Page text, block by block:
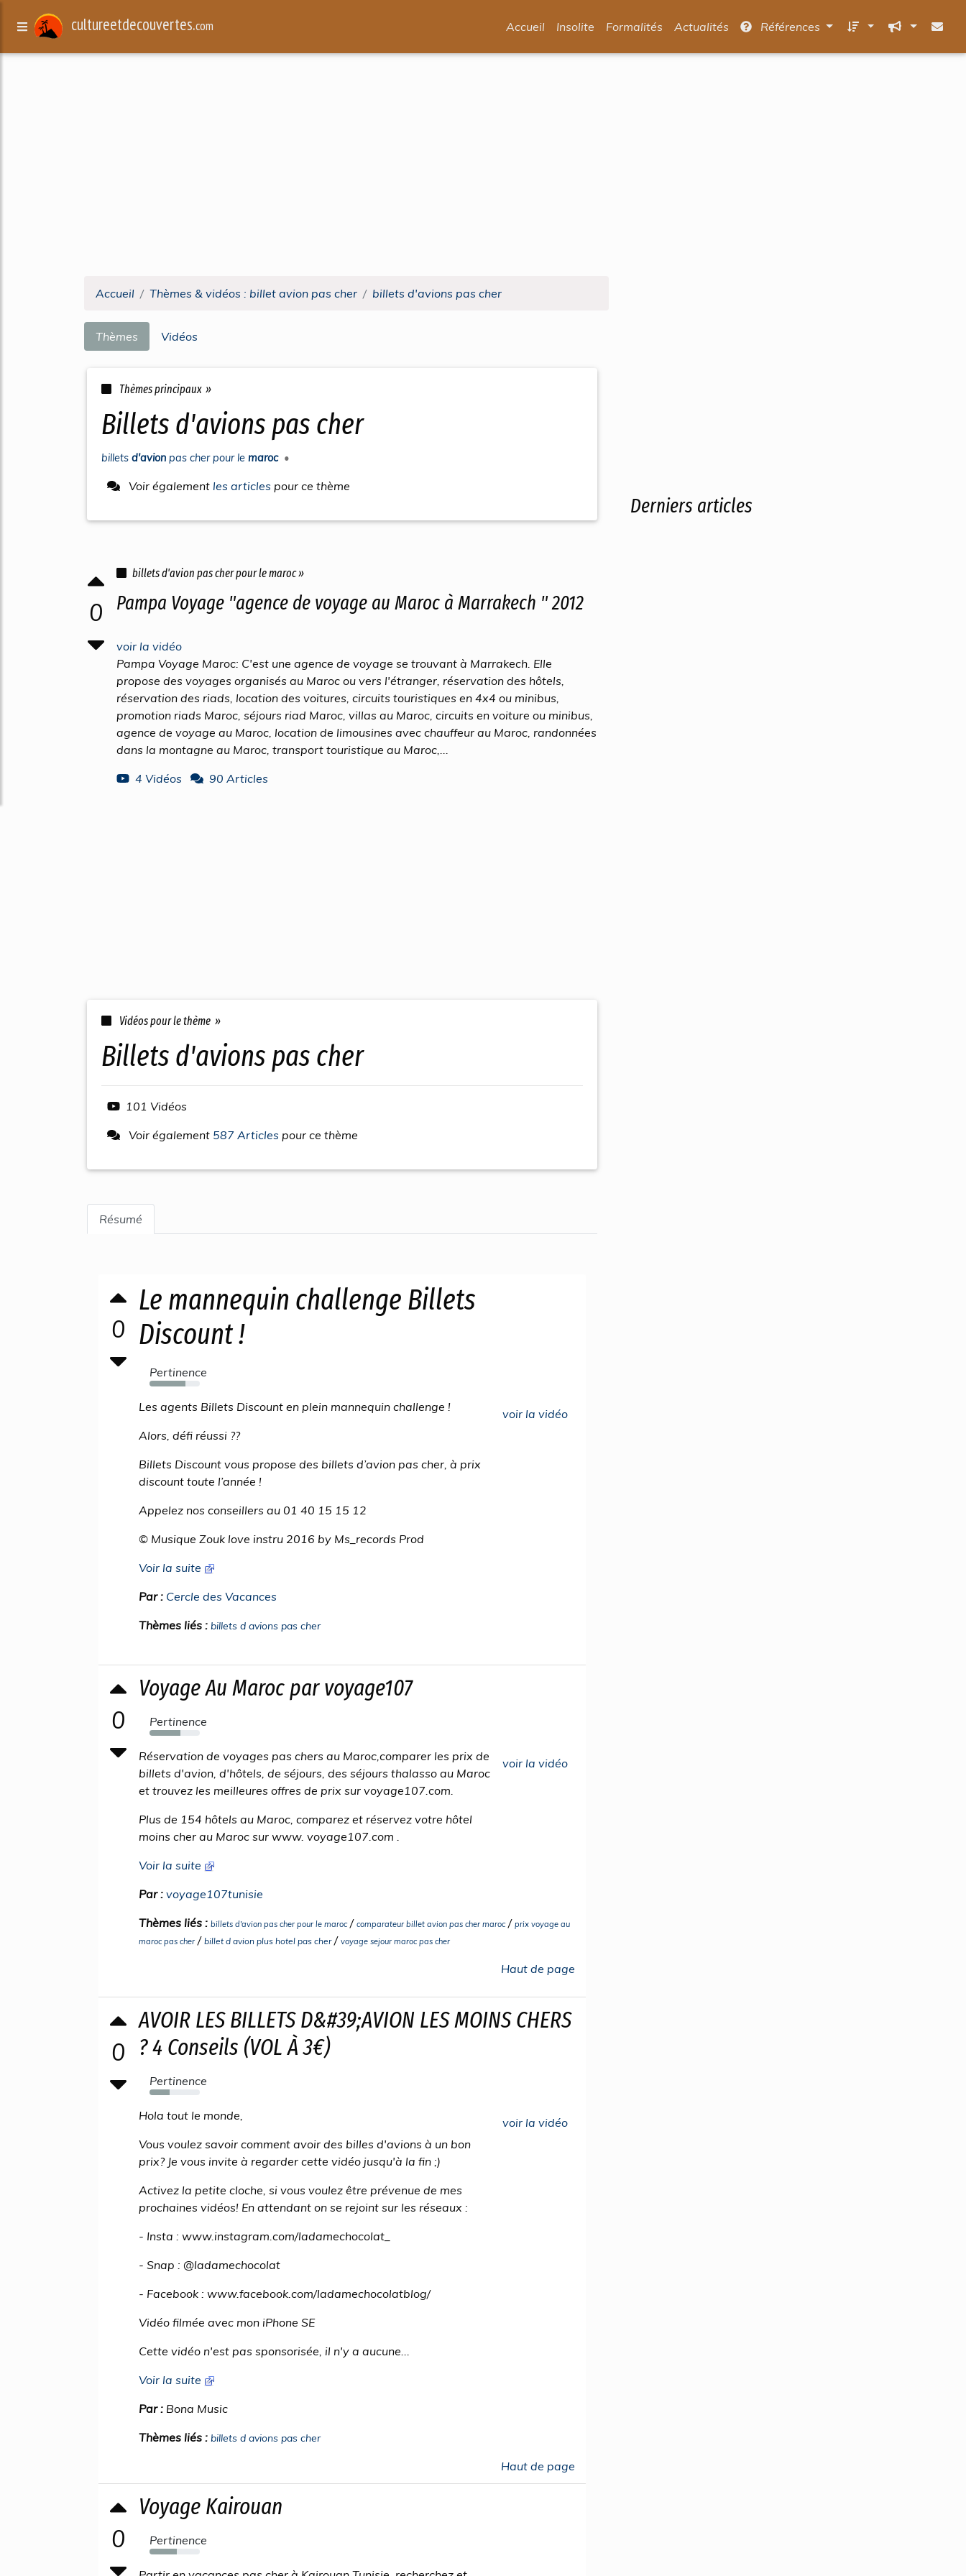
cultureetdecouvertes.com Accueil Insolite Formalités Actualités Références
Accueil Thèmes & vidéos : billet avion pas cher billets d'avions pas cher
Thèmes Vidéos
Thèmes principaux »
billets d'avions pas cher
billets d'avion pas cherpour le maroc •
Voir également les articles pour ce thème
0
billets d'avion pas cher pour le maroc »
Pampa Voyage "agence de voyage au Maroc à Marrakech " 2012
voir la vidéo
Pampa Voyage Maroc: C'est une agence de voyage se trouvant à Marrakech. Elle
propose des voyages organisés au Maroc ou vers l'étranger, réservation des hôtels,
réservation des riads, location des voitures, circuits touristiques en 4x4 ou minibus,
promotion riads Maroc, séjours riad Maroc, villas au Maroc, circuits en voiture ou minibus,
agence de voyage au Maroc, location de limousines avec chauffeur au Maroc, randonnées
dans la montagne au Maroc, transport touristique au Maroc,...
4 Vidéos
90 Articles
Vidéos pour le thème »
billets d'avions pas cher
101 Vidéos
Voir également 587 Articles pour ce thème
Résumé
0
Le mannequin challenge Billets
Discount !
Pertinence
72%
voir la vidéo
Les agents Billets Discount en plein mannequin challenge !
Alors, défi réussi ??
Billets Discount vous propose des billets d’avion pas cher, à prix
discount toute l’année !
Appelez nos conseillers au 01 40 15 15 12
© Musique Zouk love instru 2016 by Ms_records Prod
Voir la suite
Par : Cercle des Vacances
Thèmes liés : billets d avions pas cher
0
Voyage Au Maroc par voyage107
Pertinence
62%
voir la vidéo
Réservation de voyages pas chers au Maroc,comparer les prix de
billets d'avion, d'hôtels, de séjours, des séjours thalasso au Maroc
et trouvez les meilleures offres de prix sur voyage107.com.
Plus de 154 hôtels au Maroc, comparez et réservez votre hôtel
moins cher au Maroc sur www. voyage107.com .
Voir la suite
Par : voyage107tunisie
Thèmes liés : billets d'avion pas cher pour le maroc/ comparateur billet avion pas cher maroc/ prix voyage au
maroc pas cher / billet d avion plus hotel pas cher/ voyage sejour maroc pas cher
Haut de page
0
AVOIR LES BILLETS D&#39;AVION LES MOINS CHERS
? 4 Conseils (VOL À 3€)
Pertinence
40%
voir la vidéo
Hola tout le monde,
Vous voulez savoir comment avoir des billes d'avions à un bon
prix? Je vous invite à regarder cette vidéo jusqu'à la fin ;)
Activez la petite cloche, si vous voulez être prévenue de mes
prochaines vidéos! En attendant on se rejoint sur les réseaux :
- Insta : www.instagram.com/ladamechocolat_
- Snap : @ladamechocolat
- Facebook : www.facebook.com/ladamechocolatblog/
Vidéo filmée avec mon iPhone SE
Cette vidéo n'est pas sponsorisée, il n'y a aucune...
Voir la suite
Par : Bona Music
Thèmes liés : billets d avions pas cher
Haut de page
0
Voyage Kairouan
Pertinence
54%
Derniers articles